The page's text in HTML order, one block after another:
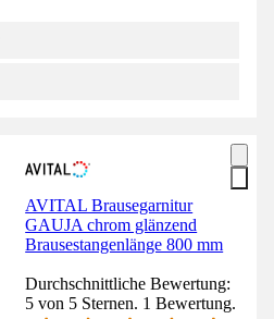
AVITAL Brausegarnitur
GAUJA chrom glänzend
Brausestangenlänge 800 mm
Durchschnittliche Bewertung:
5 von 5 Sternen. 1 Bewertung.